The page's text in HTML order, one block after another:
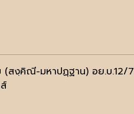
สงฺคิณี-มหาปฏฺฐาน) อย.บ.12/7